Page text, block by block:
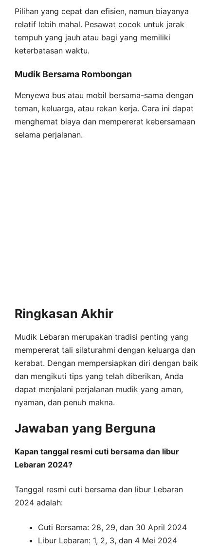
Pilihan yang cepat dan efisien, namun biayanya
relatif lebih mahal. Pesawat cocok untuk jarak
tempuh yang jauh atau bagi yang memiliki
keterbatasan waktu.
Mudik Bersama Rombongan
Menyewa bus atau mobil bersama-sama dengan
teman, keluarga, atau rekan kerja. Cara ini dapat
menghemat biaya dan mempererat kebersamaan
selama perjalanan.
Ringkasan Akhir
Mudik Lebaran merupakan tradisi penting yang
mempererat tali silaturahmi dengan keluarga dan
kerabat. Dengan mempersiapkan diri dengan baik
dan mengikuti tips yang telah diberikan, Anda
dapat menjalani perjalanan mudik yang aman,
nyaman, dan penuh makna.
Jawaban yang Berguna
Kapan tanggal resmi cuti bersama dan libur
Lebaran 2024?
Tanggal resmi cuti bersama dan libur Lebaran
2024 adalah:
Cuti Bersama: 28, 29, dan 30 April 2024
Libur Lebaran: 1, 2, 3, dan 4 Mei 2024